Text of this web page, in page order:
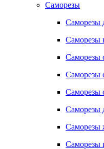
Саморезы
Саморезы
Саморезы
Саморезы
Саморезы
Саморезы
Саморезы
Саморезы
Саморезы